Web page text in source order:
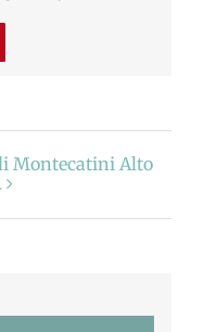
Montecatini Alto